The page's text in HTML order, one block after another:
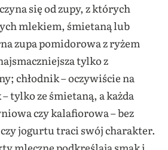
się od zupy, z których
mlekiem, śmietaną lub
zupa pomidorowa z ryżem
tylko z
chłodnik – oczywiście na
tylko ze śmietaną, a każda
czy kalafiorowa – bez
jogurtu traci swój charakter.